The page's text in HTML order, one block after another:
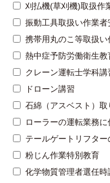
刈払機(草刈機)取扱作
振動工具取扱い作業
携帯用丸のこ等取扱
熱中症予防労働衛生教
クレーン運転士学科講
ドローン講習
石綿（アスベスト）
ローラーの運転業務
テールゲートリフタ
粉じん作業特別教育
化学物質管理者選任時